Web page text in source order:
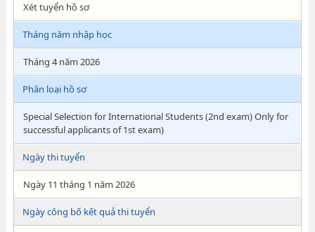
Xét tuyển hồ sơ
Tháng năm nhập học
Tháng 4 năm 2026
Phân loại hồ sơ
Special Selection for International Students (2nd exam) Only for
successful applicants of 1st exam)
Ngày thi tuyển
Ngày 11 tháng 1 năm 2026
Ngày công bố kết quả thi tuyển